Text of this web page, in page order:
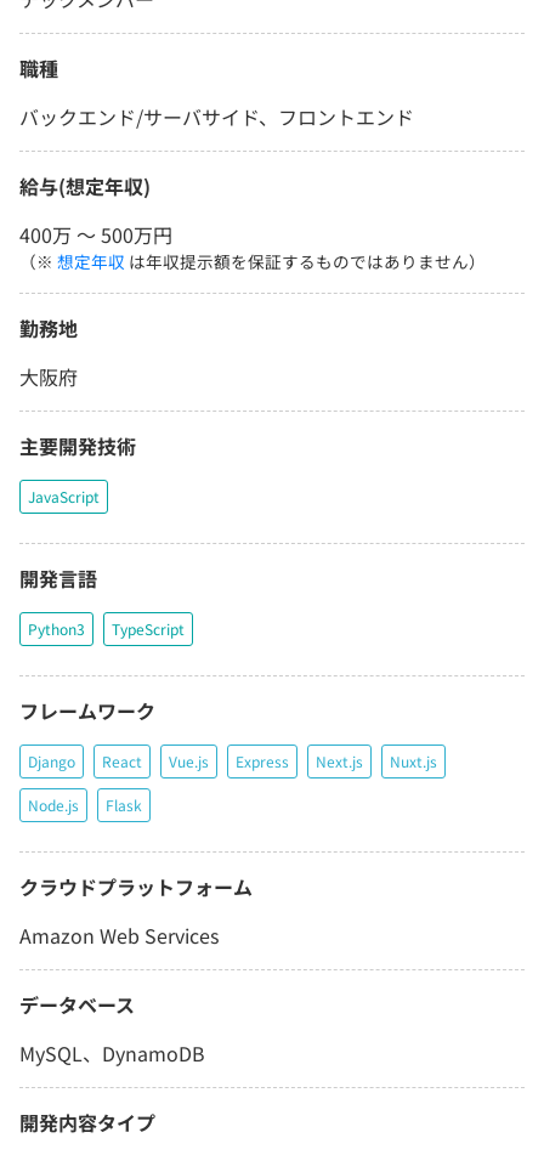
職種
バックエンド/サーバサイド、フロントエンド
給与(想定年収)
400万 〜 500万円
（※ 想定年収 は年収提示額を保証するものではありません）
勤務地
大阪府
主要開発技術
JavaScript
開発言語
Python3 TypeScript
フレームワーク
Django React Vue.js Express Next.js Nuxt.js
Node.js Flask
クラウドプラットフォーム
Amazon Web Services
データベース
MySQL、DynamoDB
開発内容タイプ